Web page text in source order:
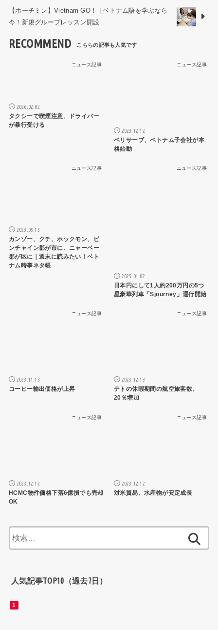
【ホーチミン】Vietnam GO！ | ベトナム語を学ぶなら
今！新規グループレッスン開設
RECOMMEND
ニュース記事
2026.02.02
タクシーで喫煙注意、ドライバー
が暴行受ける
ニュース記事
2023.12.12
ベリサーブ、ベトナム子会社が本
格始動
ニュース記事 ニュース記事
2025.01.02
日本円にして1人約200万円の5つ
星豪華列車「Sjourney」運行開始
ニュース記事
2023.11.13
コーヒー輸出価格が上昇
ニュース記事
2023.12.13
テトの休暇期間の航空旅客数、
20％増加
ニュース記事
2023.12.12
HCMC物件価格下落6億損でも売却
OK
ニュース記事
2023.12.12
対米貿易、水産物が安定成長
索:
人気記事TOP10（過去7日）